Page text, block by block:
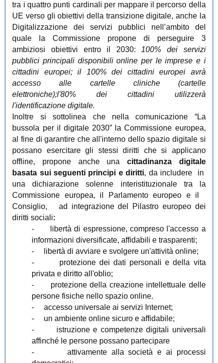
tra i quattro punti cardinali per mappare il percorso della
UE verso gli obiettivi della transizione digitale, anche la
Digitalizzazione dei servizi pubblici nell’ambito del
quale la Commissione propone di perseguire 3
ambiziosi obiettivi entro il 2030: 100% dei servizi
pubblici principali disponibili online per le imprese e i
cittadini europei; il 100% dei cittadini europei avrà
accesso alle cartelle cliniche (cartelle
elettroniche);l'80% dei cittadini utilizzerà
l'identificazione digitale.
Inoltre si sottolinea che nella comunicazione “La
bussola per il digitale 2030” la Commissione europea,
al fine di garantire che all'interno dello spazio digitale si
possano esercitare gli stessi diritti che si applicano
offline, propone anche una cittadinanza digitale
basata sui seguenti principi e diritti, da includere in
una dichiarazione solenne interistituzionale tra la
Commissione europea, il Parlamento europeo e il
Consiglio, ad integrazione del Pilastro europeo dei
diritti sociali:
-
libertà di espressione, compreso l'accesso a
informazioni diversificate, affidabili e trasparenti;
-
libertà di avviare e svolgere un'attività online;
-
protezione dei dati personali e della vita
privata e diritto all'oblio;
-
protezione della creazione intellettuale delle
persone fisiche nello spazio online.
-
accesso universale ai servizi Internet;
-
un ambiente online sicuro e affidabile;
-
istruzione e competenze digitali universali
affinché le persone possano partecipare
-
attivamente alla società e ai processi